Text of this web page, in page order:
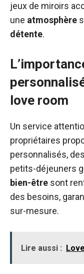
jeux de miroirs
une atmosphère
détente.
love room
Un service
propriétaires
personnalisés,
petits-déjeuners
bien-être sont
des besoins,
sur-mesure.
Lire aussi :